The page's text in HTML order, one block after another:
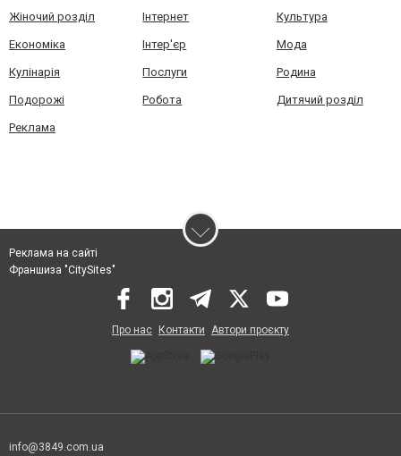
Жіночий розділ Інтернет Культура
Економіка Інтер'єр Мода
Кулінарія Послуги Родина
Подорожі Робота Дитячий розділ
Реклама
Реклама на сайті
Франшиза "CitySites"
Про нас Контакти Автори проєкту
info@3849.com.ua